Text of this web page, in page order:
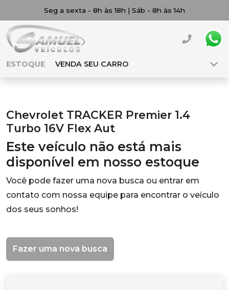
Seg a sexta - 8h às 18h | Sáb - 8h às 14h
ESTOQUE VENDA SEU CARRO
Chevrolet TRACKER Premier 1.4
Turbo 16V Flex Aut
Este veículo não está mais
disponível em nosso estoque
Você pode fazer uma nova busca ou entrar em
contato com nossa equipe para encontrar o veículo
dos seus sonhos!
Fazer uma nova busca